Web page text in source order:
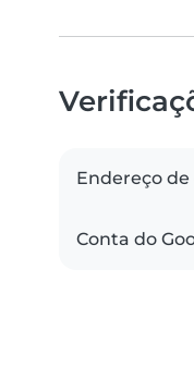
Endereço de
Conta do